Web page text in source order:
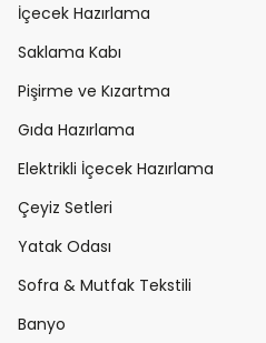
İçecek Hazırlama
Saklama Kabı
Pişirme ve Kızartma
Gıda Hazırlama
Elektrikli İçecek Hazırlama
Çeyiz Setleri
Yatak Odası
Sofra & Mutfak Tekstili
Banyo